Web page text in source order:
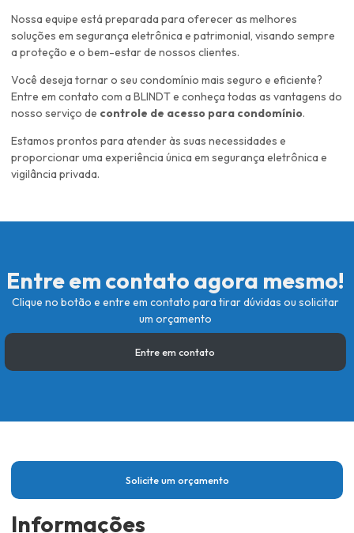
Nossa equipe está preparada para oferecer as melhores
soluções em segurança eletrônica e patrimonial, visando sempre
a proteção e o bem-estar de nossos clientes.
Você deseja tornar o seu condomínio mais seguro e eficiente?
Entre em contato com a BLINDT e conheça todas as vantagens do
nosso serviço de controle de acesso para condomínio.
Estamos prontos para atender às suas necessidades e
proporcionar uma experiência única em segurança eletrônica e
vigilância privada.
Entre em contato agora mesmo!
Clique no botão e entre em contato para tirar dúvidas ou solicitar
um orçamento
Entre em contato
Solicite um orçamento
Informações